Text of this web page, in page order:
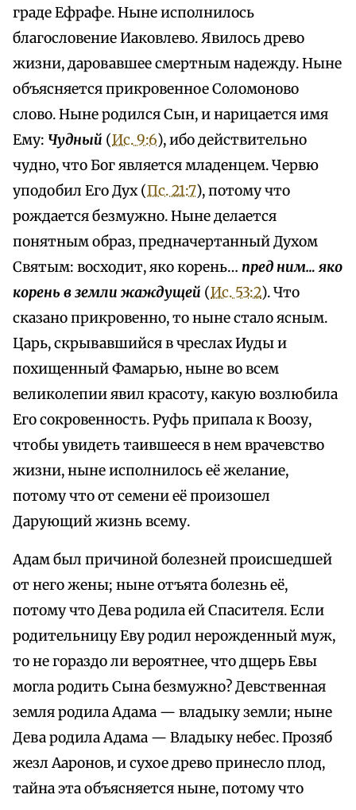
граде Ефрафе. Ныне исполнилось
благословение Иаковлево. Явилось древо
жизни, даровавшее смертным надежду. Ныне
объясняется прикровенное Соломоново
слово. Ныне родился Сын, и нарицается имя
Ему: Чудный (Ис. 9:6), ибо действительно
чудно, что Бог является младенцем. Червю
уподобил Его Дух (Пс. 21:7), потому что
рождается безмужно. Ныне делается
понятным образ, предначертанный Духом
Святым: восходит, яко корень… пред ним… яко
корень в земли жаждущей (Ис. 53:2). Что
сказано прикровенно, то ныне стало ясным.
Царь, скрывавшийся в чреслах Иуды и
похищенный Фамарью, ныне во всем
великолепии явил красоту, какую возлюбила
Его сокровенность. Руфь припала к Воозу,
чтобы увидеть таившееся в нем врачевство
жизни, ныне исполнилось её желание,
потому что от семени её произошел
Дарующий жизнь всему.
Адам был причиной болезней происшедшей
от него жены; ныне отъята болезнь её,
потому что Дева родила ей Спасителя. Если
родительницу Еву родил нерожденный муж,
то не гораздо ли вероятнее, что дщерь Евы
могла родить Сына безмужно? Девственная
земля родила Адама — владыку земли; ныне
Дева родила Адама — Владыку небес. Прозяб
жезл Ааронов, и сухое древо принесло плод,
тайна эта объясняется ныне, потому что